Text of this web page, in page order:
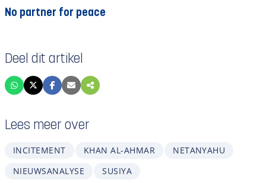
No partner for peace
Deel dit artikel
Lees meer over
INCITEMENT KHAN AL-AHMAR
NETANYAHU
NIEUWSANALYSE
SUSIYA